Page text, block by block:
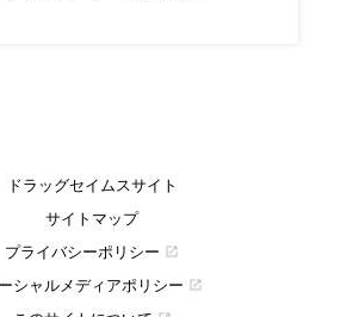
ドラッグセイムスサイト
サイトマップ
プライバシーポリシー
open_in_new
シャルメディアポリシー open_in_new